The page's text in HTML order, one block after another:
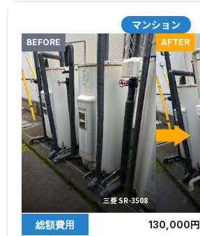
マンション
BEFORE
三菱 SR-3508
AFTER
総額費用 130,000円